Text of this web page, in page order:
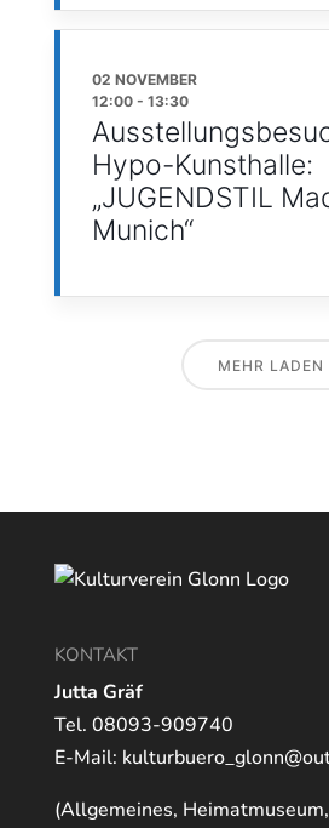
02 NOVEMBER
12:00- 13:30
Hypo-Kunsthalle:
„JUGENDSTIL
Munich“
MEHR LADEN
KONTAKT
Jutta Gräf
Tel. 08093-909740
E-Mail:
(Allgemeines,